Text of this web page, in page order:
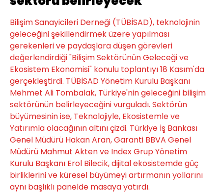
Bilişim Sanayicileri Derneği (TÜBİSAD), teknolojinin
geleceğini şekillendirmek üzere yapılması
gerekenleri ve paydaşlara düşen görevleri
değerlendirdiği "Bilişim Sektörünün Geleceği ve
Ekosistem Ekonomisi" konulu toplantıyı 18 Kasım'da
gerçekleştirdi. TÜBİSAD Yönetim Kurulu Başkanı
Mehmet Ali Tombalak, Türkiye'nin geleceğini bilişim
sektörünün belirleyeceğini vurguladı. Sektörün
büyümesinin ise, Teknolojiyle, Ekosistemle ve
Yatırımla olacağının altını çizdi. Türkiye İş Bankası
Genel Müdürü Hakan Aran, Garanti BBVA Genel
Müdürü Mahmut Akten ve Index Grup Yönetim
Kurulu Başkanı Erol Bilecik, dijital ekosistemde güç
birliklerini ve küresel büyümeyi artırmanın yollarını
aynı başlıklı panelde masaya yatırdı.